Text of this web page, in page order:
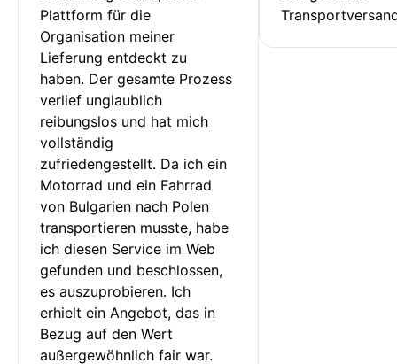
Plattform für die
Organisation meiner
Lieferung entdeckt zu
haben. Der gesamte Prozess
verlief unglaublich
reibungslos und hat mich
vollständig
zufriedengestellt. Da ich ein
Motorrad und ein Fahrrad
von Bulgarien nach Polen
transportieren musste, habe
ich diesen Service im Web
gefunden und beschlossen,
es auszuprobieren. Ich
erhielt ein Angebot, das in
Bezug auf den Wert
außergewöhnlich fair war.